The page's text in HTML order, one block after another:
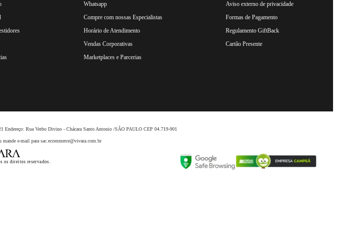
Whatsapp
Compre com nossas Especialistas
Horário de Atendimento
Vendas Corporativas
Marketplaces e Parcerias
Aviso externo de privacidade
Formas de Pagamento
Regulamento GiftBack
Cartão Presente
Endereço: Rua Verbo Divino - Chácara Santo Antonio /SÃO PAULO CEP 04.719-901
e-mail para sac.ecommerce@vivara.com.br
os direitos reservados.